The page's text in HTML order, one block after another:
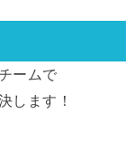
ームで
します！